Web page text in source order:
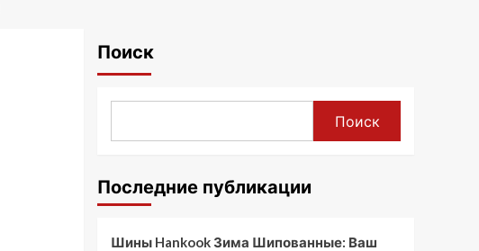
Поиск
Поиск
Последние публикации
Шины Hankook Зима Шипованные: Ваш